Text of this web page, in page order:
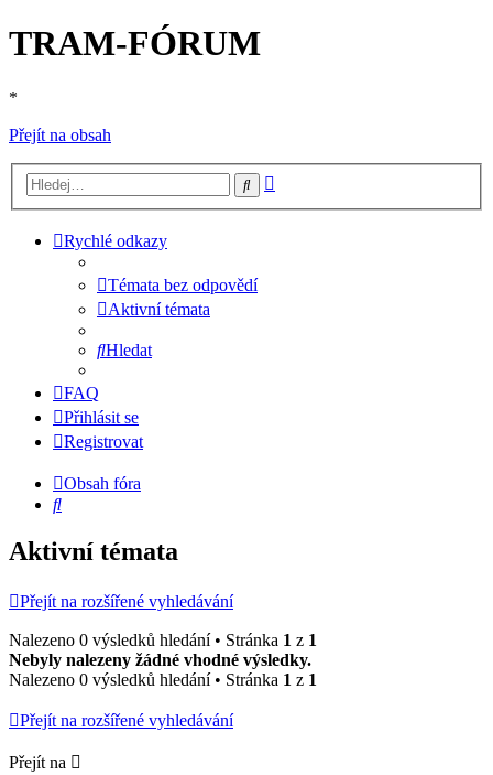
TRAM-FÓRUM
*
Přejít na obsah
Hledat
Rychlé odkazy
Témata bez odpovědí
Aktivní témata
Hledat
FAQ
Přihlásit se
Registrovat
Obsah fóra
Hledat
Aktivní témata
Přejít na rozšířené vyhledávání
Nalezeno 0 výsledků hledání • Stránka 1 z 1
Nebyly nalezeny žádné vhodné výsledky.
Nalezeno 0 výsledků hledání • Stránka 1 z 1
Přejít na rozšířené vyhledávání
Přejít na